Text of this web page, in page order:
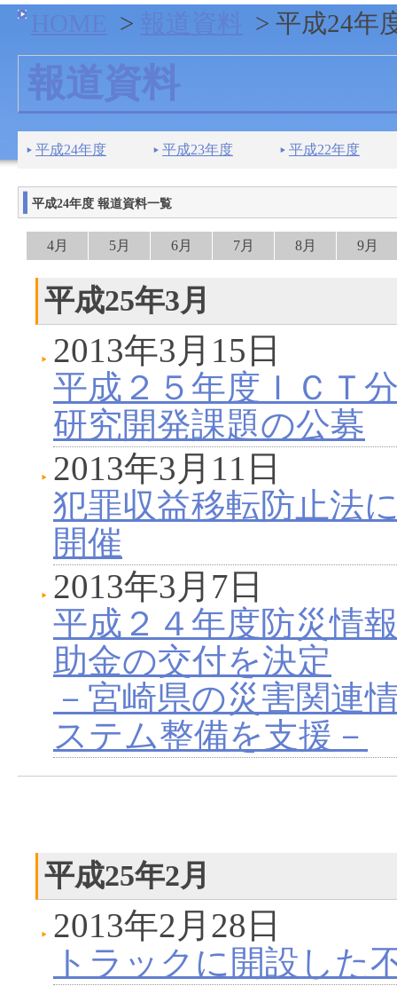
> > 平成24年
報道資料
平成24年度 平成23年度 平成22年度
平成24年度 報道資料一覧
4月 5月 6月 7月 8月 9月
平成25年3月
2013年3月15日
平成２５年度ＩＣＴ
研究開発課題の公募
2013年3月11日
犯罪収益移転防止法
開催
2013年3月7日
平成２４年度防災情
助金の交付を決定
－宮崎県の災害関連
ステム整備を支援－
平成25年2月
2013年2月28日
トラックに開設した